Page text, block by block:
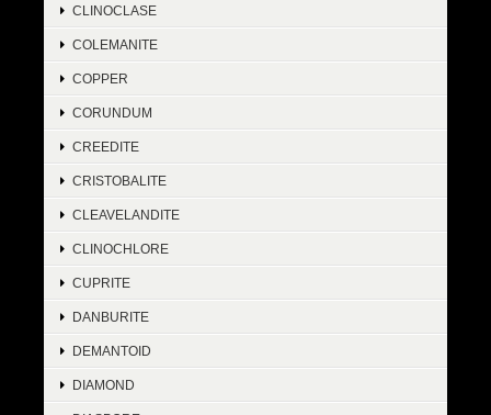
CLINOCLASE
COLEMANITE
COPPER
CORUNDUM
CREEDITE
CRISTOBALITE
CLEAVELANDITE
CLINOCHLORE
CUPRITE
DANBURITE
DEMANTOID
DIAMOND